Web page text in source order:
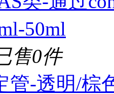
售0件
管-透明/棕